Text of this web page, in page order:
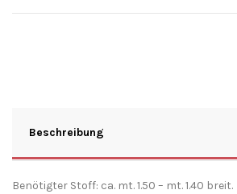
Beschreibung
Benötigter Stoff: ca. mt. 1.50 – mt. 1.40 breit.